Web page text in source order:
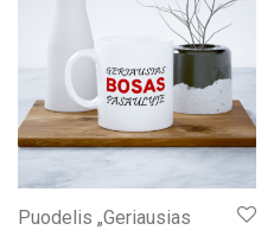
Puodelis „Geriausias